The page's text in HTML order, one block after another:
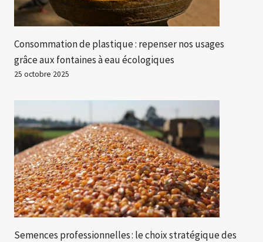
Consommation de plastique : repenser nos usages
grâce aux fontaines à eau écologiques
25 octobre 2025
Semences professionnelles : le choix stratégique des